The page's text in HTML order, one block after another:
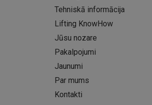
Tehniskā informācija
Lifting KnowHow
Jūsu nozare
Pakalpojumi
Jaunumi
Par mums
Kontakti